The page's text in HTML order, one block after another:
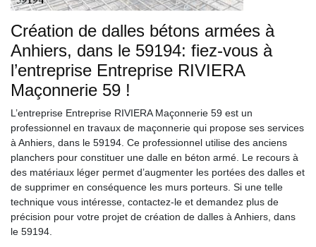
Création de dalles bétons armées à
Anhiers, dans le 59194: fiez-vous à
l’entreprise Entreprise RIVIERA
Maçonnerie 59 !
L’entreprise Entreprise RIVIERA Maçonnerie 59 est un
professionnel en travaux de maçonnerie qui propose ses services
à Anhiers, dans le 59194. Ce professionnel utilise des anciens
planchers pour constituer une dalle en béton armé. Le recours à
des matériaux léger permet d’augmenter les portées des dalles et
de supprimer en conséquence les murs porteurs. Si une telle
technique vous intéresse, contactez-le et demandez plus de
précision pour votre projet de création de dalles à Anhiers, dans
le 59194.